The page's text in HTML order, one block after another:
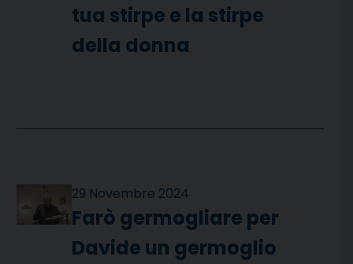
tua stirpe e la stirpe
della donna
29 Novembre 2024
Farò germogliare per
Davide un germoglio